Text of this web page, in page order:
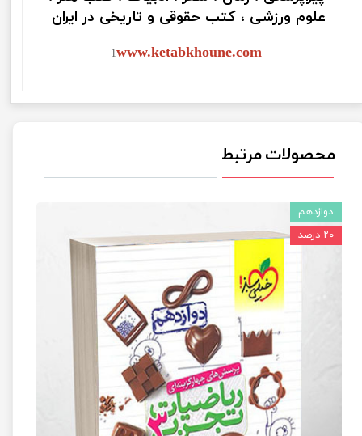
علوم ورزشی ، کتب حقوقی و تاریخی در ایران
1www.ketabkhoune.com
محصولات مرتبط
دوازدهم
۲۰ درصد